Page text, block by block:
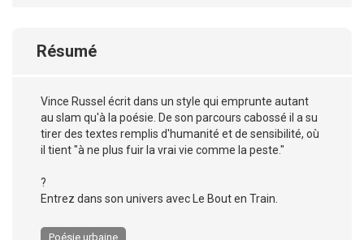
Résumé
Vince Russel écrit dans un style qui emprunte autant
au slam qu'à la poésie. De son parcours cabossé il a su
tirer des textes remplis d'humanité et de sensibilité, où
il tient "à ne plus fuir la vrai vie comme la peste."
?
Entrez dans son univers avec Le Bout en Train.
Poésie urbaine